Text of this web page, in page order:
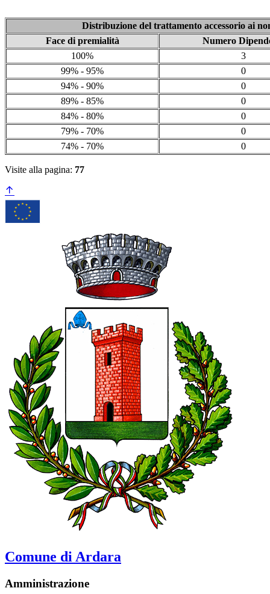
Distribuzione del trattamento accessorio ai
Face di premialità
Numero
100%
3
99% - 95%
0
94% - 90%
0
89% - 85%
0
84% - 80%
0
79% - 70%
0
74% - 70%
0
Visite alla pagina: 77
Comune di Ardara
Amministrazione